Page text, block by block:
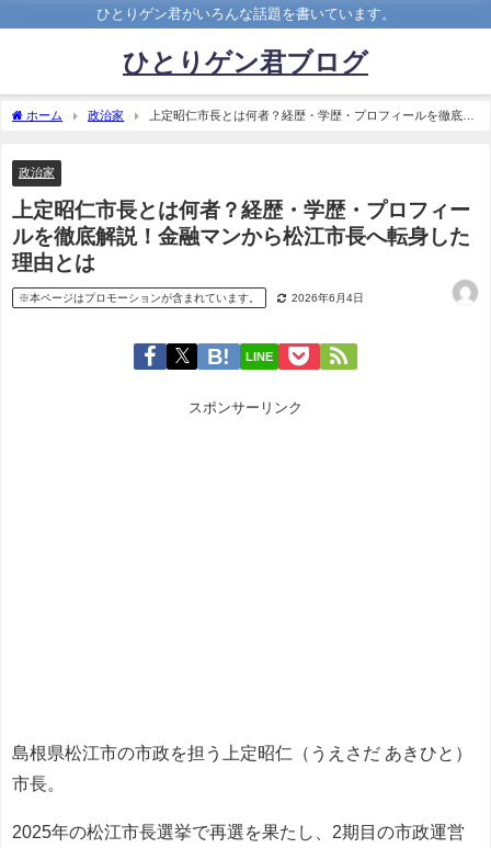
ひとりゲン君がいろんな話題を書いています。
ひとりゲン君ブログ
ホーム 政治家
上定昭仁市長とは何者？経歴・学歴・プロフィールを徹底解
政治家
上定昭仁市長とは何者？経歴・学歴・プロフィー
ルを徹底解説！金融マンから松江市長へ転身した
理由とは
※本ページはプロモーションが含まれています。 2026年6月4日
LINE
スポンサーリンク
島根県松江市の市政を担う上定昭仁（うえさだ あきひと）
市長。
2025年の松江市長選挙で再選を果たし、2期目の市政運営